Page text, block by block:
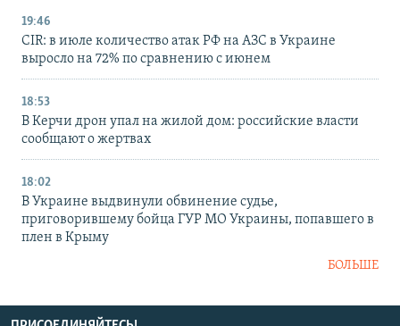
19:46
CIR: в июле количество атак РФ на АЗС в Украине
выросло на 72% по сравнению с июнем
18:53
В Керчи дрон упал на жилой дом: российские власти
сообщают о жертвах
18:02
В Украине выдвинули обвинение судье,
приговорившему бойца ГУР МО Украины, попавшего в
плен в Крыму
БОЛЬШЕ